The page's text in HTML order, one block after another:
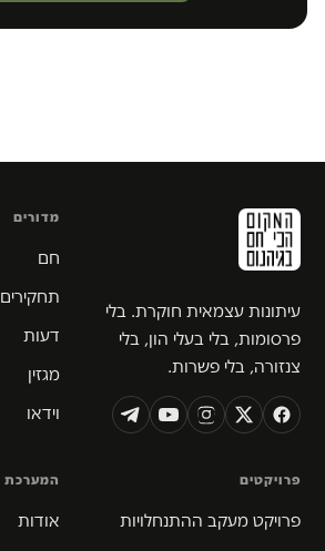
עיתונות עצמאית חוקרת. בלי
פרסומות, בלי בעלי הון, בלי
צנזורה, בלי פשרות.
מדורים
חם
תחקירים
דעות
מגזין
וידאו
פרויקטים
פרויקט מעקב ההתנחלויות
המערכת
אודות